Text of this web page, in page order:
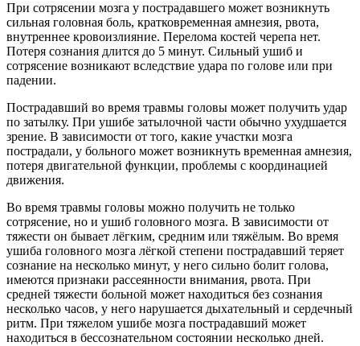
При сотрясении мозга у пострадавшего может возникнуть
сильная головная боль, кратковременная амнезия, рвота,
внутреннее кровоизлияние. Перелома костей черепа нет.
Потеря сознания длится до 5 минут. Сильный ушиб и
сотрясение возникают вследствие удара по голове или при
падении.
Пострадавший во время травмы головы может получить удар
по затылку. При ушибе затылочной части обычно ухудшается
зрение. В зависимости от того, какие участки мозга
пострадали, у больного может возникнуть временная амнезия,
потеря двигательной функции, проблемы с координацией
движения.
Во время травмы головы можно получить не только
сотрясение, но и ушиб головного мозга. В зависимости от
тяжести он бывает лёгким, средним или тяжёлым. Во время
ушиба головного мозга лёгкой степени пострадавший теряет
сознание на несколько минут, у него сильно болит голова,
имеются признаки рассеянности внимания, рвота. При
средней тяжести больной может находиться без сознания
несколько часов, у него нарушается дыхательный и сердечный
ритм. При тяжелом ушибе мозга пострадавший может
находиться в бессознательном состоянии несколько дней.